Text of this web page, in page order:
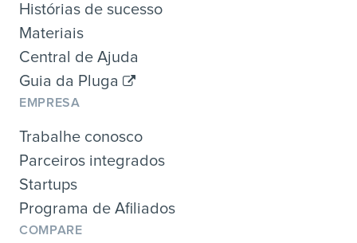
Histórias de sucesso
Materiais
Central de Ajuda
Guia da Pluga
EMPRESA
Trabalhe conosco
Parceiros integrados
Startups
Programa de Afiliados
COMPARE